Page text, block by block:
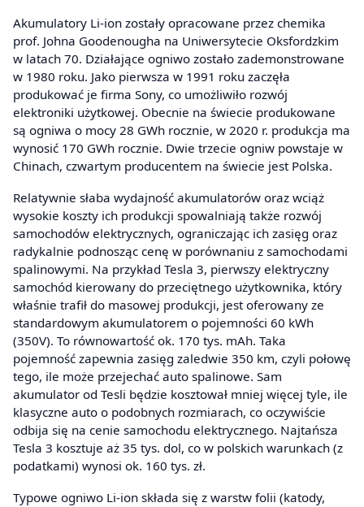
Akumulatory Li-ion zostały opracowane przez chemika
prof. Johna Goodenougha na Uniwersytecie Oksfordzkim
w latach 70. Działające ogniwo zostało zademonstrowane
w 1980 roku. Jako pierwsza w 1991 roku zaczęła
produkować je firma Sony, co umożliwiło rozwój
elektroniki użytkowej. Obecnie na świecie produkowane
są ogniwa o mocy 28 GWh rocznie, w 2020 r. produkcja ma
wynosić 170 GWh rocznie. Dwie trzecie ogniw powstaje w
Chinach, czwartym producentem na świecie jest Polska.
Relatywnie słaba wydajność akumulatorów oraz wciąż
wysokie koszty ich produkcji spowalniają także rozwój
samochodów elektrycznych, ograniczając ich zasięg oraz
radykalnie podnosząc cenę w porównaniu z samochodami
spalinowymi. Na przykład Tesla 3, pierwszy elektryczny
samochód kierowany do przeciętnego użytkownika, który
właśnie trafił do masowej produkcji, jest oferowany ze
standardowym akumulatorem o pojemności 60 kWh
(350V). To równowartość ok. 170 tys. mAh. Taka
pojemność zapewnia zasięg zaledwie 350 km, czyli połowę
tego, ile może przejechać auto spalinowe. Sam
akumulator od Tesli będzie kosztował mniej więcej tyle, ile
klasyczne auto o podobnych rozmiarach, co oczywiście
odbija się na cenie samochodu elektrycznego. Najtańsza
Tesla 3 kosztuje aż 35 tys. dol, co w polskich warunkach (z
podatkami) wynosi ok. 160 tys. zł.
Typowe ogniwo Li-ion składa się z warstw folii (katody,